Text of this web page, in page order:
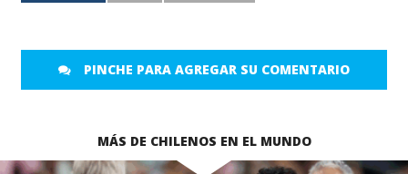
PINCHE PARA AGREGAR SU COMENTARIO
MÁS DE CHILENOS EN EL MUNDO